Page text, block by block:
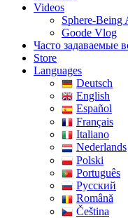
Videos
Sphere-Being
Goode Vlog
Часто задаваемые
Store
Languages
Deutsch
English
Español
Français
Italiano
Nederlands
Polski
Português
Pусский
Română
Čeština